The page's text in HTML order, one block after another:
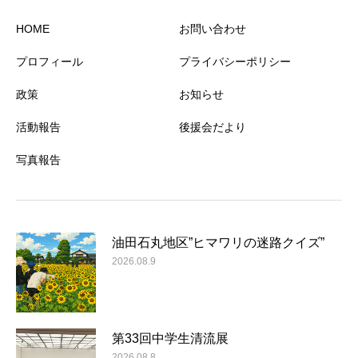
HOME
プロフィール
政策
活動報告
写真報告
お問い合わせ
プライバシーポリシー
お知らせ
後援会だより
油田石丸地区”ヒマワリの迷路クイズ”
2026.08.9
第33回中学生清流展